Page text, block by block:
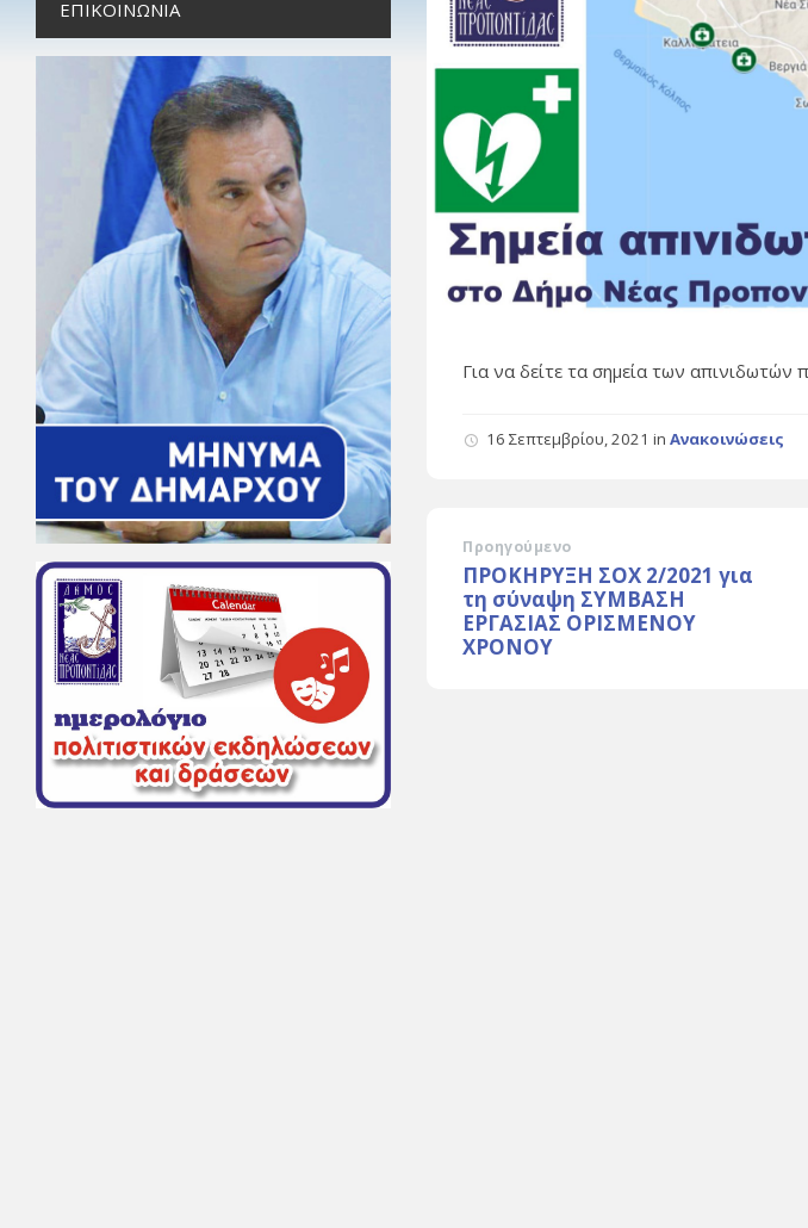
Για να δείτε τα σημεία των απινιδωτών
16 Σεπτεμβρίου, 2021inΑνακοινώσεις
Προηγούμενο
ΠΡΟΚΗΡΥΞΗ ΣΟΧ 2/2021 για
τη σύναψη ΣΥΜΒΑΣΗ
ΕΡΓΑΣΙΑΣ ΟΡΙΣΜΕΝΟΥ
ΧΡΟΝΟΥ
ΕΠΙΚΟΙΝΩΝΊΑ